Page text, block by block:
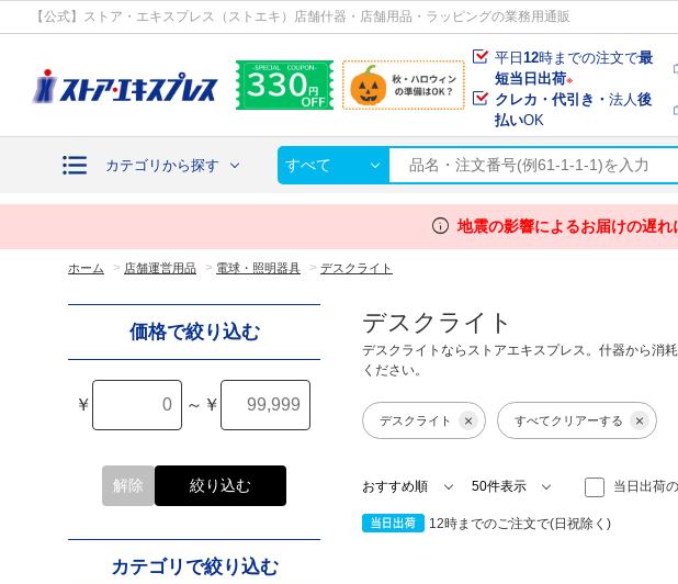
【公式】ストア・エキスプレス（ストエキ）店舗什器・店舗用品・ラッピングの業務用通販
平日12時までの注文で最
短当日出荷※
クレカ・代引き・法人後
払いOK
カテゴリから探す すべて
info 地震の影響によるお届けの遅
ホーム > 店舗運営用品 > 電球・照明器具 > デスクライト
価格で絞り込む
￥ ～ ￥
解除 絞り込む
カテゴリで絞り込む
デスクライト
デスクライトならストアエキスプレス。什器から消
ください。
デスクライト すべてクリアーする
当日出荷
12時までのご注文で(日祝除く)